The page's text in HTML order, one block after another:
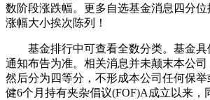
数阶段涨跌幅。更多自选基金消息四分
涨幅大小挨次陈列！
基金排行中可查看全数分类。基金具
通知布告为准。相关消息并未颠末本公司
然后分为四等分，不形成本公司任何保
健6个月持有夹杂倡议(FOF)A成立以来，